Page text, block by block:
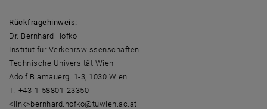
Rückfragehinweis:
Dr. Bernhard Hofko
Institut für Verkehrswissenschaften
Technische Universität Wien
Adolf Blamauerg. 1-3, 1030 Wien
T: +43-1-58801-23350
<link>bernhard.hofko@tuwien.ac.at